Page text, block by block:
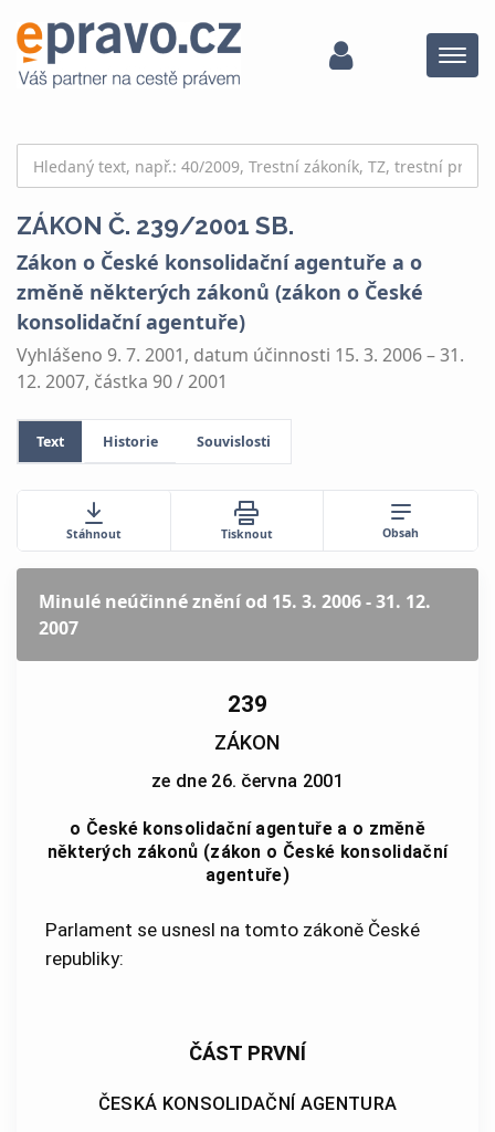
Menu
ZÁKON Č. 239/2001 SB.
Zákon o České konsolidační agentuře a o
změně některých zákonů (zákon o České
konsolidační agentuře)
Vyhlášeno 9. 7. 2001, datum účinnosti 15. 3. 2006 – 31.
12. 2007, částka 90 / 2001
Text Historie Souvislosti
Stáhnout Tisknout Obsah
Minulé neúčinné zněníod 15. 3. 2006 - 31. 12.
2007
239
ZÁKON
ze dne 26. června 2001
o České konsolidační agentuře a o změně
některých zákonů (zákon o České konsolidační
agentuře)
Parlament se usnesl na tomto zákoně České
republiky:
ČÁST PRVNÍ
ČESKÁ KONSOLIDAČNÍ AGENTURA